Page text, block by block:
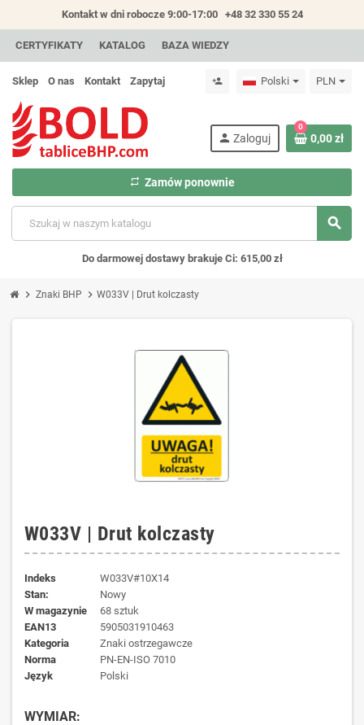
Kontakt w dni robocze 9:00-17:00 +48 32 330 55 24
CERTYFIKATY KATALOG BAZA WIEDZY
Sklep O nas Kontakt Zapytaj person_add Polski PLN
search
person Zaloguj
repeat Zamów ponownie
0
0,00 zł
Do darmowej dostawy brakuje Ci: 615,00 zł
chevron_right Znaki BHP chevron_right W033V | Drut kolczasty
W033V | Drut kolczasty
Indeks
W033V#10X14
Stan:
Nowy
W magazynie
68 sztuk
EAN13
5905031910463
kategoria
Znaki ostrzegawcze
norma
PN-EN-ISO 7010
język
Polski
WYMIAR: